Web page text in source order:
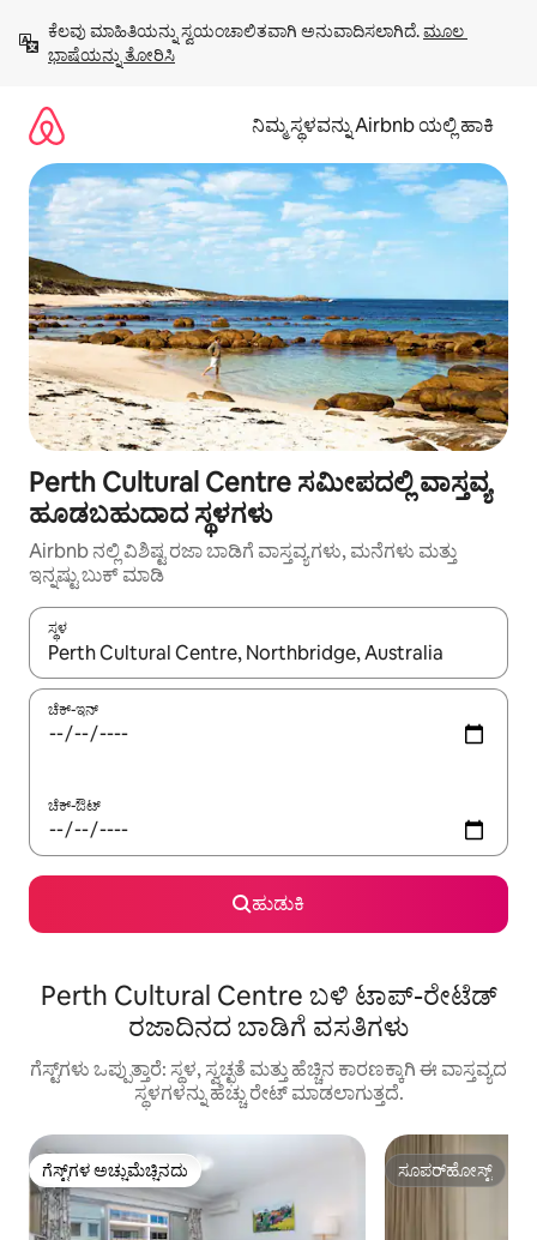
ಹೋಗಿ
ಕೆಲವು ಮಾಹಿತಿಯನ್ನು ಸ್ವಯಂಚಾಲಿತವಾಗಿ ಅನುವಾದಿಸಲಾಗಿದೆ. ಮೂಲ
ಭಾಷೆಯನ್ನು ತೋರಿಸಿ
ನಿಮ್ಮ ಸ್ಥಳವನ್ನು Airbnb ಯಲ್ಲಿ ಹಾಕಿ
Perth Cultural Centre ಸಮೀಪದಲ್ಲಿ ವಾಸ್ತವ್ಯ
ಹೂಡಬಹುದಾದ ಸ್ಥಳಗಳು
Airbnb ನಲ್ಲಿ ವಿಶಿಷ್ಟ ರಜಾ ಬಾಡಿಗೆ ವಾಸ್ತವ್ಯಗಳು, ಮನೆಗಳು ಮತ್ತು
ಇನ್ನಷ್ಟು ಬುಕ್ ಮಾಡಿ
ಸ್ಥಳ
ಫಲಿತಾಂಶಗಳು ಲಭ್ಯವಿರುವಾಗ, ಅಪ್ ಮತ್ತು ಡೌನ್ ಬಾಣದ ಕೀಲಿಗಳೊಂದಿಗೆ
ಚೆಕ್-ಇನ್
ಚೆಕ್-ಔಟ್
ಹುಡುಕಿ
Perth Cultural Centre ಬಳಿ ಟಾಪ್-ರೇಟೆಡ್
ರಜಾದಿನದ ಬಾಡಿಗೆ ವಸತಿಗಳು
ಗೆಸ್ಟ್‌ಗಳು ಒಪ್ಪುತ್ತಾರೆ: ಸ್ಥಳ, ಸ್ವಚ್ಛತೆ ಮತ್ತು ಹೆಚ್ಚಿನ ಕಾರಣಕ್ಕಾಗಿ ಈ ವಾಸ್ತವ್ಯದ
ಸ್ಥಳಗಳನ್ನು ಹೆಚ್ಚು ರೇಟ್ ಮಾಡಲಾಗುತ್ತದೆ.
ಗೆಸ್ಟ್‌ಗಳ ಅಚ್ಚುಮೆಚ್ಚಿನದು
ಗೆಸ್ಟ್‌ಗಳ ಅಚ್ಚುಮೆಚ್ಚಿನದು ಸೂಪರ್‌ಹೋಸ್ಟ್
ಸೂಪರ್‌ಹೋಸ್ಟ್